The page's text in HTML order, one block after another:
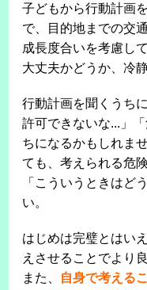
子どもから行動計画
で、目的地までの交
成長度合いを考慮し
大丈夫かどうか、冷
行動計画を聞くうち
許可できないな...」
ちになるかもしれま
ても、考えられる危
「こういうときはど
い。
はじめは完璧とはい
えさせることでより
また、
自身で考える